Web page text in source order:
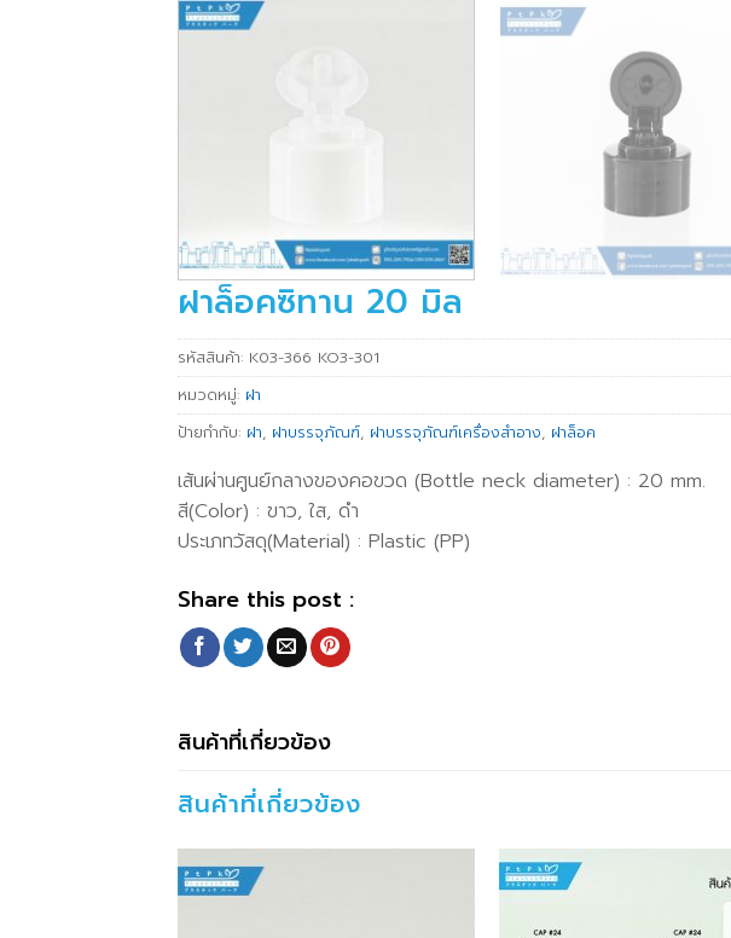
ฝาล็อคซิทาน 20 มิล
รหัสสินค้า: K03-366 KO3-301
หมวดหมู่: ฝา
ป้ายกำกับ: ฝา, ฝาบรรจุภัณฑ์, ฝาบรรจุภัณฑ์เครื่องสำอาง, ฝาล็อค
เส้นผ่านศูนย์กลางของคอขวด (Bottle neck diameter) : 20 mm.
สี(Color) : ขาว, ใส, ดำ
ประเภทวัสดุ(Material) : Plastic (PP)
Share this post :
สินค้าที่เกี่ยวข้อง
สินค้าที่เกี่ยวข้อง